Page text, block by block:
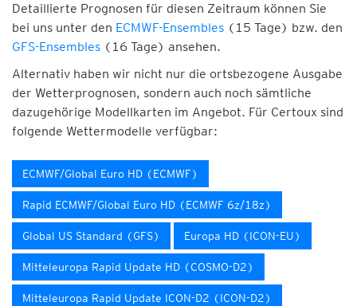
Detaillierte Prognosen für diesen Zeitraum können Sie
bei uns unter den ECMWF-Ensembles (15 Tage) bzw. den
GFS-Ensembles (16 Tage) ansehen.
Alternativ haben wir nicht nur die ortsbezogene Ausgabe
der Wetterprognosen, sondern auch noch sämtliche
dazugehörige Modellkarten im Angebot. Für Certoux sind
folgende Wettermodelle verfügbar:
ECMWF/Global Euro HD (ECMWF)
Rapid ECMWF/Global Euro HD (ECMWF 6z/18z)
Global US Standard (GFS) Europa HD (ICON-EU)
Mitteleuropa Rapid Update HD (COSMO-D2)
Mitteleuropa Rapid Update ICON-D2 (ICON-D2)